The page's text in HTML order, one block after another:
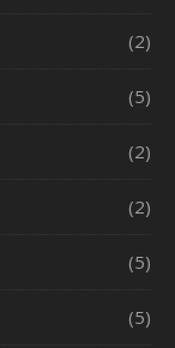
(2)
(5)
(2)
(2)
(5)
(5)